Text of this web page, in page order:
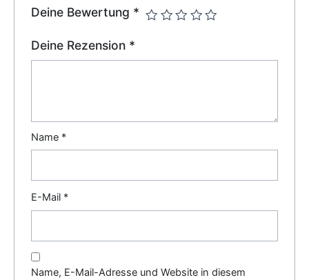
Deine Bewertung *
Deine Rezension *
Name *
E-Mail *
Name, E-Mail-Adresse und Website in diesem